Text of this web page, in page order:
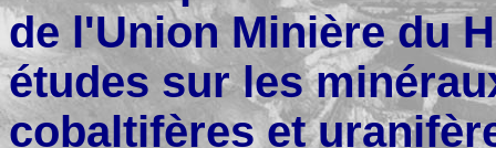
de l'Union Minière du
études sur les
cobaltifères et